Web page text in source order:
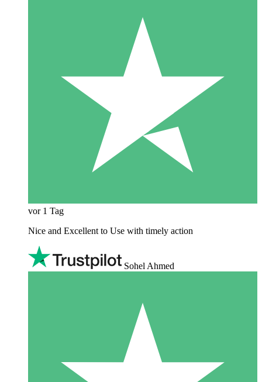
vor 1 Tag
Nice and Excellent to Use with timely action
Sohel Ahmed